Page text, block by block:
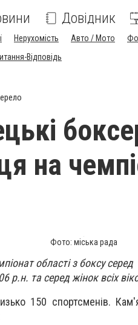
Довідник
Нерухомість Авто / Мото
Відповідь
на
Фото: міська рада
області з боксу
р.н. та серед жінок всіх
150 спортсменів.